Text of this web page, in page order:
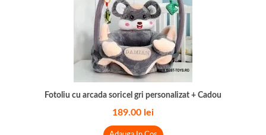
Fotoliu cu arcada soricel gri personalizat + Cadou
189.00 lei